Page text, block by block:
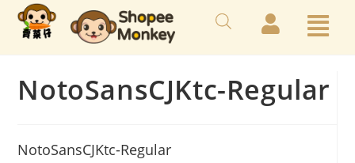
NotoSansCJKtc-Regular
NotoSansCJKtc-Regular